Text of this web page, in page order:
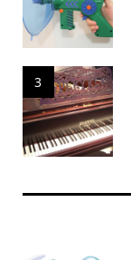
3